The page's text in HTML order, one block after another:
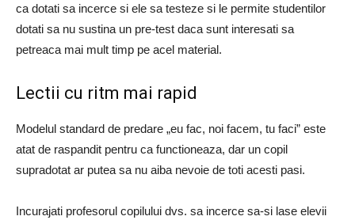
ca dotati sa incerce si ele sa testeze si le permite studentilor
dotati sa nu sustina un pre-test daca sunt interesati sa
petreaca mai mult timp pe acel material.
Lectii cu ritm mai rapid
Modelul standard de predare „eu fac, noi facem, tu faci” este
atat de raspandit pentru ca functioneaza, dar un copil
supradotat ar putea sa nu aiba nevoie de toti acesti pasi.
Incurajati profesorul copilului dvs. sa incerce sa-si lase elevii